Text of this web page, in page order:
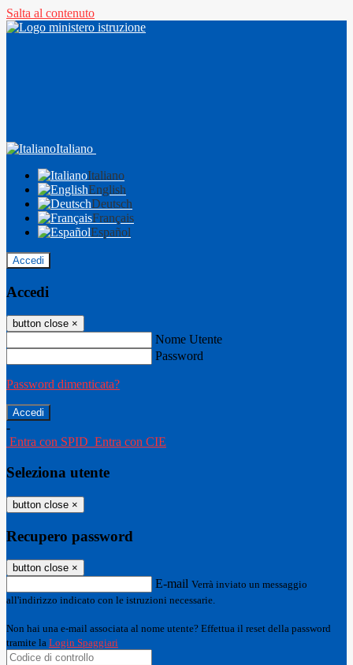
Salta al contenuto
Italiano
Italiano
English
Deutsch
Français
Español
Accedi
Accedi
button close ×
Nome Utente
Password
Password dimenticata?
-
Entra con SPID Entra con CIE
Seleziona utente
button close ×
Recupero password
button close ×
E-mail Verrà inviato un messaggio
all'indirizzo indicato con le istruzioni necessarie.
Non hai una e-mail associata al nome utente? Effettua il reset della password
tramite la Login Spaggiari